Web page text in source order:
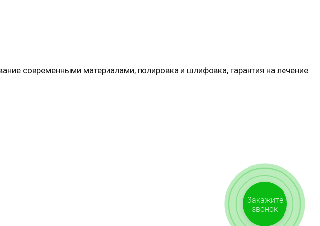
современными материалами, полировка и шлифовка, гарантия на лечение
Закажите
звонок